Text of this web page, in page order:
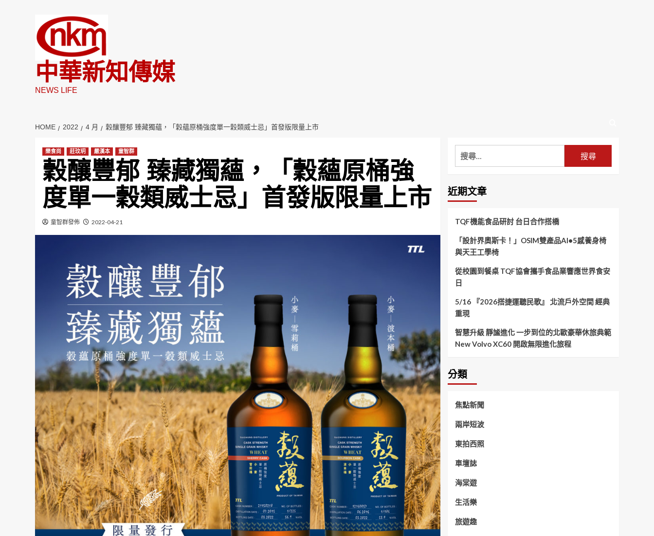
中華新知傳媒
NEWS LIFE
HOME 2022 4 月 穀釀豐郁 臻藏獨蘊，「穀蘊原桶強度單一穀類威士忌」首發版限量上市
樂食尚 莊玟玥 嚴漢本 童智群
穀釀豐郁 臻藏獨蘊，「穀蘊原桶強
度單一穀類威士忌」首發版限量上市
童智群發佈 2022-04-21
搜
尋
鍵
字:
近期文章
TQF機能食品研討 台日合作搭橋
「設計界奧斯卡！」OSIM雙產品AI•5感養身椅
與天王工學椅
從校園到餐桌 TQF協會攜手食品業響應世界食安
日
5/16 『2026搭捷運聽民歌』 北流戶外空間 經典
重現
智慧升級 靜謐進化 一步到位的北歐豪華休旅典範
New Volvo XC60 開啟無限進化旅程
分類
焦點新聞
兩岸短波
東拍西照
車壇誌
海棠遊
生活樂
旅遊趣